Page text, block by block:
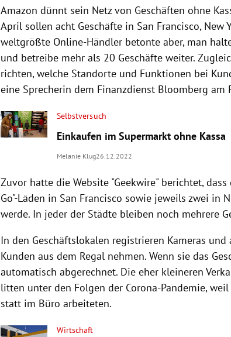
Amazon dünnt sein Netz von Geschäften ohne
April sollen acht Geschäfte in San Francisco, New
weltgrößte Online-Händler betonte aber, man
und betreibe mehr als 20 Geschäfte weiter.
richten, welche Standorte und Funktionen bei
eine Sprecherin dem Finanzdienst Bloomberg am
Selbstversuch
Einkaufen im Supermarkt ohne Kassa
Melanie Klug26.12.2022
Zuvor hatte die Website "Geekwire" berichtet,
Go"-Läden in San Francisco sowie jeweils zwei in
werde. In jeder der Städte bleiben noch mehrere
In den Geschäftslokalen registrieren Kameras und
Kunden aus dem Regal nehmen. Wenn sie das
automatisch abgerechnet. Die eher kleineren
litten unter den Folgen der Corona-Pandemie,
statt im Büro arbeiteten.
Wirtschaft